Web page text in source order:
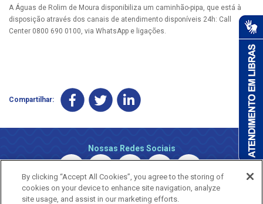
A Águas de Rolim de Moura disponibiliza um caminhão-pipa, que está à
disposição através dos canais de atendimento disponíveis 24h: Call
Center 0800 690 0100, via WhatsApp e ligações.
Compartilhar:
Nossas Redes Sociais
By clicking “Accept All Cookies”, you agree to the storing of
cookies on your device to enhance site navigation, analyze
site usage, and assist in our marketing efforts.